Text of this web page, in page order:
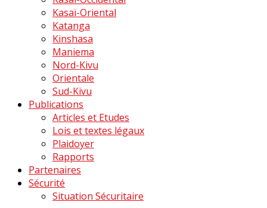
Kasaï-Oriental
Katanga
Kinshasa
Maniema
Nord-Kivu
Orientale
Sud-Kivu
Publications
Articles et Etudes
Lois et textes légaux
Plaidoyer
Rapports
Partenaires
Sécurité
Situation Sécuritaire